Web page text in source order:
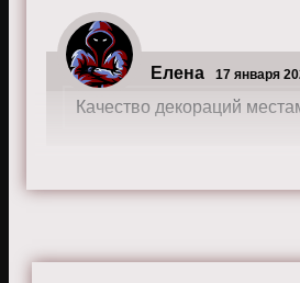
Елена 17 января
Качество декораций